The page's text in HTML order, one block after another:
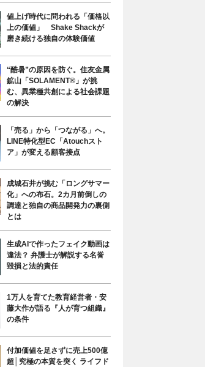
値上げ時代に問われる「価格以
上の価値」 Shake Shackが
磨き続ける独自の体験価値
“酷暑”の原因を防ぐ。住友金属
鉱山「SOLAMENT®」が挑
む、異業種共創による社会課題
の解決
「売る」から「つながる」へ。
LINE特化型EC「Atouchスト
ア」が変える顧客接点
成城石井が挑む「ロングサマー
化」への布石。2カ月前倒しの
調達と独自の商品開発力の裏側
とは
生成AIで作ったフェイク動画は
違法？ 弁護士が解説する名誉
毀損と法的責任
1万人を育てた教育経営者・安
藤大作が語る『人が育つ組織』
の条件
付加価値を足さずに売上500億
超│究極の本質を突く ライフド